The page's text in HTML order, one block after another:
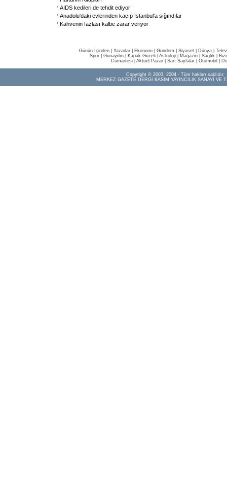
AIDS kedileri de tehdit ediyor
Anadolu'daki evlerinden kaçıp İstanbul'a sığındılar
Kahvenin fazlası kalbe zarar veriyor
Günün İçinden Yazarlar Ekonomi Gündem Siyaset Dünya |
Spor
Günaydın Kapak Güzeli Astroloji Magazin Sağlık
Cumartesi| Aktüel Pazar| Sarı Sayfalar| Otomobil
Copyright © 2003, 2004 - Tüm hakları saklıdır.
MERKEZ GAZETE DERGİ BASIM YAYINCILIK SANAYİ VE